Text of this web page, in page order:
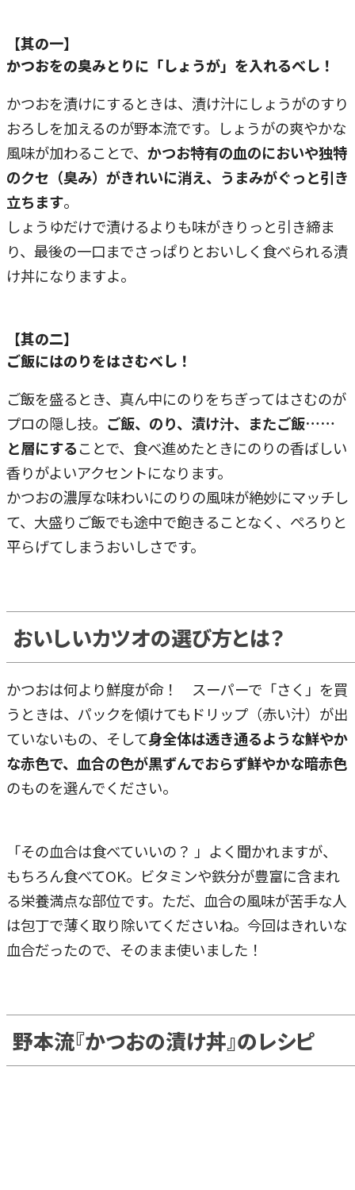
【其の一】
かつおをの臭みとりに「しょうが」を入れるべし！
かつおを漬けにするときは、漬け汁にしょうがのすり
おろしを加えるのが野本流です。しょうがの爽やかな
風味が加わることで、 かつお特有の血のにおいや独特
のクセ（臭み）がきれいに消え、うまみがぐっと引き
立ちます。
しょうゆだけで漬けるよりも味がきりっと引き締ま
り、最後の一口までさっぱりとおいしく食べられる漬
け丼になりますよ。
【其の二】
ご飯にはのりをはさむべし！
ご飯を盛るとき、真ん中にのりをちぎってはさむのが
プロの隠し技。 ご飯、のり、漬け汁、またご飯……
と層にすることで、食べ進めたときにのりの香ばしい
香りがよいアクセントになります。
かつおの濃厚な味わいにのりの風味が絶妙にマッチし
て、大盛りご飯でも途中で飽きることなく、ぺろりと
平らげてしまうおいしさです。
おいしいカツオの選び方とは？
かつおは何より鮮度が命！ スーパーで「さく」を買
うときは、パックを傾けてもドリップ（赤い汁）が出
ていないもの、そして身全体は透き通るような鮮やか
な赤色で、血合の色が黒ずんでおらず鮮やかな暗赤色
のものを選んでください。
「その血合は食べていいの？ 」よく聞かれますが、
もちろん食べてOK。ビタミンや鉄分が豊富に含まれ
る栄養満点な部位です。ただ、血合の風味が苦手な人
は包丁で薄く取り除いてくださいね。今回はきれいな
血合だったので、そのまま使いました！
野本流『かつおの漬け丼』のレシピ